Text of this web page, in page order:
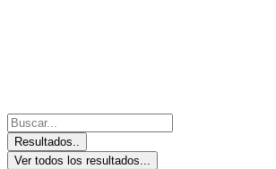
Resultados..
Ver todos los resultados...